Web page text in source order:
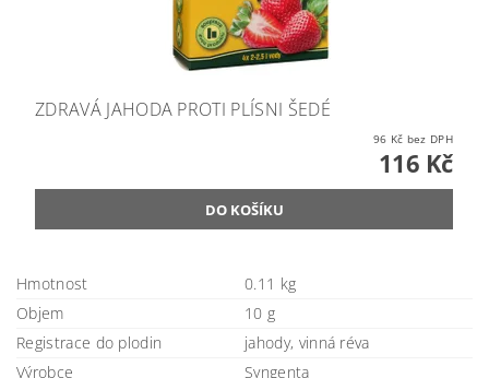
ZDRAVÁ JAHODA PROTI PLÍSNI ŠEDÉ
96 Kč bez DPH
116 Kč
Hmotnost
0.11 kg
Objem
10 g
Registrace do plodin
jahody, vinná réva
Výrobce
Syngenta